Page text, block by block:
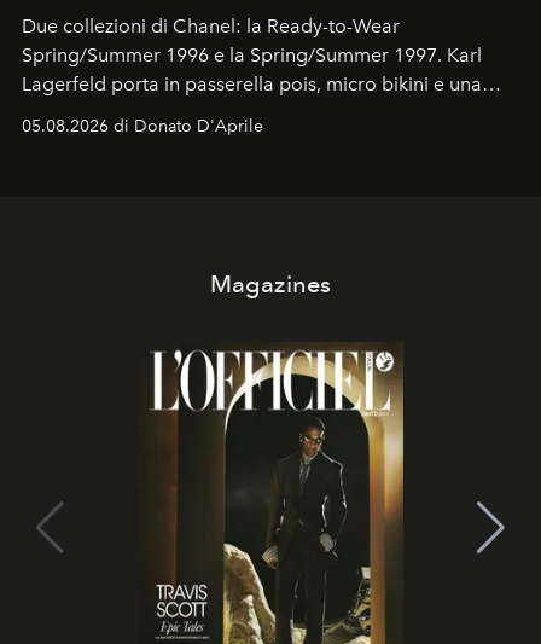
Due collezioni di Chanel: la Ready-to-Wear
Spring/Summer 1996 e la Spring/Summer 1997. Karl
Lagerfeld porta in passerella pois, micro bikini e una
logomania pensata per la spiaggia
Kate, Claudia e Carla una dietro l'altra. Trent'anni dopo,
05.08.2026 di Donato D'Aprile
Magazines